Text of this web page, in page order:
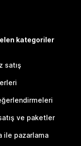
kategoriler
satış
ve paketler
ile pazarlama